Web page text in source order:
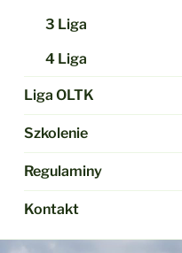
3 Liga
4 Liga
Liga OLTK
Szkolenie
Regulaminy
Kontakt